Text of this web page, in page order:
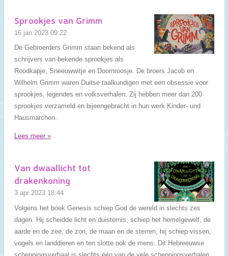
Sprookjes van Grimm
16 jan 2023 09:22
De Gebroerders Grimm staan bekend als
schrijvers van bekende sprookjes als
Roodkapje, Sneeuwwitje en Doornroosje. De broers Jacob en
Wilhelm Grimm waren Duitse taalkundigen met een obsessie voor
sprookjes, legendes en volksverhalen. Zij hebben meer dan 200
sprookjes verzameld en bijeengebracht in hun werk Kinder- und
Hausmarchen.
Lees meer »
Van dwaallicht tot
drakenkoning
3 apr 2023 18:44
Volgens het boek Genesis schiep God de wereld in slechts zes
dagen. Hij scheidde licht en duisternis, schiep het hemelgewelf, de
aarde en de zee, de zon, de maan en de sterren, hij schiep vissen,
vogels en landdieren en ten slotte ook de mens. Dit Hebreeuwse
scheppingsverhaal is slechts één van de vele scheppingsverhalen